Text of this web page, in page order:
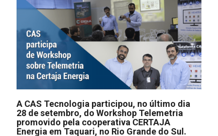
A CAS Tecnologia participou, no último dia
28 de setembro, do Workshop Telemetria
promovido pela cooperativa CERTAJA
Energia em Taquari, no Rio Grande do Sul.